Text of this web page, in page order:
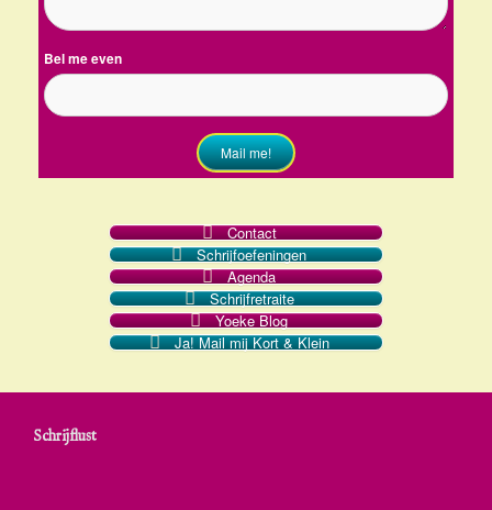
Bel me even
Mail me!
Contact
Schrijfoefeningen
Agenda
Schrijfretraite
Yoeke Blog
Ja! Mail mij Kort & Klein
Schrijflust